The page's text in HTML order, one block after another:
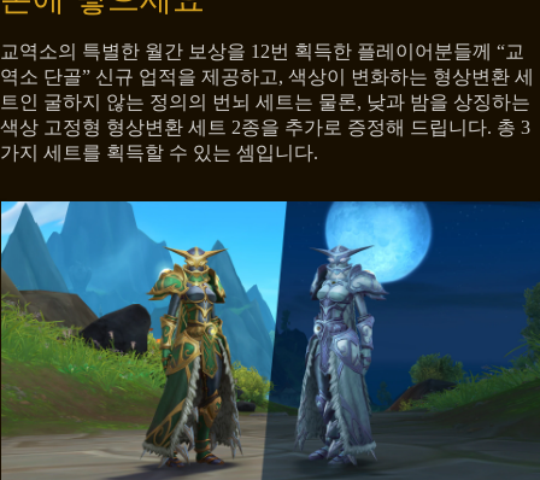
교역소의 특별한 월간 보상을 12번 획득한 플레이어분들께 “교
역소 단골” 신규 업적을 제공하고, 색상이 변화하는 형상변환 세
트인 굴하지 않는 정의의 번뇌 세트는 물론, 낮과 밤을 상징하는
색상 고정형 형상변환 세트 2종을 추가로 증정해 드립니다. 총 3
가지 세트를 획득할 수 있는 셈입니다.